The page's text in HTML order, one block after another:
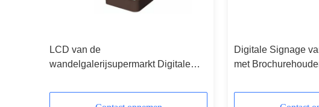
LCD van de
wandelgalerijsupermarkt Digitale
een cirkel Reclamevertoning
Digitale Signage
met
Reclameschermen